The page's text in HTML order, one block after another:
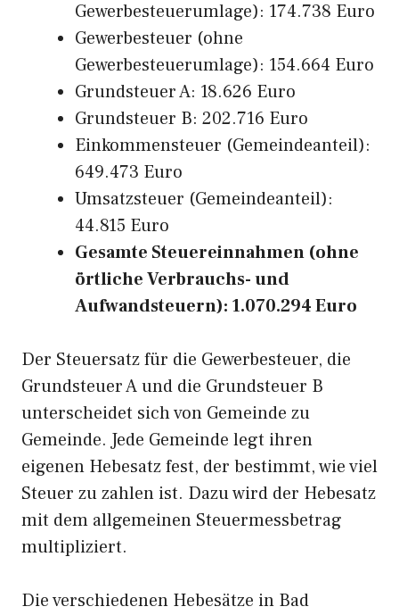
Gewerbesteuerumlage): 174.738 Euro
Gewerbesteuer (ohne
Gewerbesteuerumlage): 154.664 Euro
Grundsteuer A: 18.626 Euro
Grundsteuer B: 202.716 Euro
Einkommensteuer (Gemeindeanteil):
649.473 Euro
Umsatzsteuer (Gemeindeanteil):
44.815 Euro
Gesamte Steuereinnahmen (ohne
örtliche Verbrauchs- und
Aufwandsteuern): 1.070.294 Euro
Der Steuersatz für die Gewerbesteuer, die
Grundsteuer A und die Grundsteuer B
unterscheidet sich von Gemeinde zu
Gemeinde. Jede Gemeinde legt ihren
eigenen Hebesatz fest, der bestimmt, wie viel
Steuer zu zahlen ist. Dazu wird der Hebesatz
mit dem allgemeinen Steuermessbetrag
multipliziert.
Die verschiedenen Hebesätze in Bad